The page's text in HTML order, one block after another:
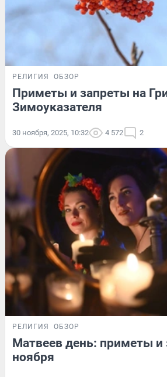
РЕЛИГИЯ ОБЗОР
Приметы и запреты на
Зимоуказателя
30 ноября, 2025, 10:32 4 572 2
РЕЛИГИЯ ОБЗОР
Матвеев день: приметы и
ноября